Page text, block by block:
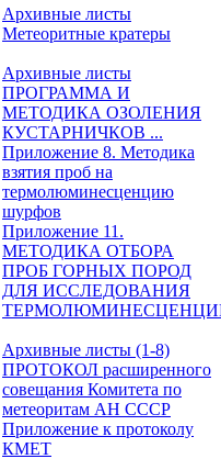
Архивные листы
Метеоритные кратеры
Архивные листы
ПРОГРАММА И
МЕТОДИКА ОЗОЛЕНИЯ
КУСТАРНИЧКОВ ...
Приложение 8. Методика
взятия проб на
термолюминесценцию
шурфов
Приложение 11.
МЕТОДИКА ОТБОРА
ПРОБ ГОРНЫХ ПОРОД
ДЛЯ ИССЛЕДОВАНИЯ
Архивные листы (1-8)
ПРОТОКОЛ расширенного
совещания Комитета по
метеоритам АН СССР
Приложение к протоколу
КМЕТ